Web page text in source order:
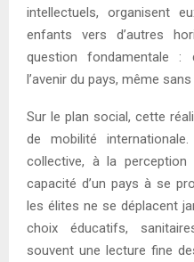
intellectuels, organisent
enfants vers d’autres
question fondamentale :
l’avenir du pays, même
Sur le plan social, cette
de mobilité
collective, à la
capacité d’un pays à se
les élites ne se déplacent
choix éducatifs,
souvent une lecture fine